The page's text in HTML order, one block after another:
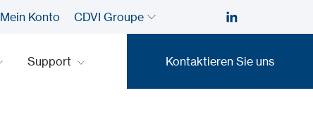
Mein Konto CDVI Groupe
Support Kontaktieren Sie uns